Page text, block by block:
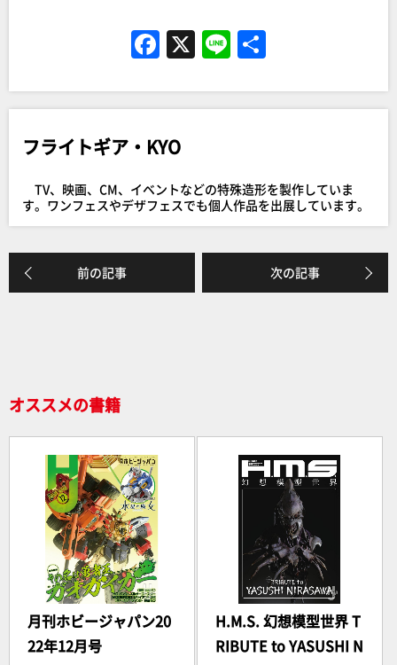
F
c
e
b
o
o
k
X Li
e
フライトギア・KYO
TV、映画、CM、イベントなどの特殊造形を製作していま
す。ワンフェスやデザフェスでも個人作品を出展しています。
前の記事 次の記事
オススメの書籍
月刊ホビージャパン20
22年12月号
H.M.S. 幻想模型世界 T
RIBUTE to YASUSHI N